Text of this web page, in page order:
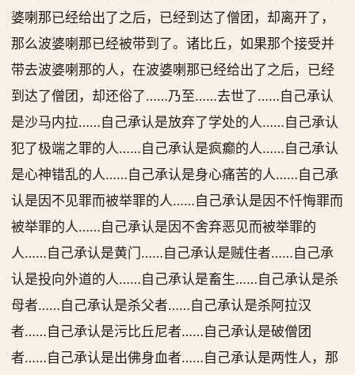
婆喇那已经给出了之后，已经到达了僧团，却离开了，
那么波婆喇那已经被带到了。诸比丘，如果那个接受并
带去波婆喇那的人，在波婆喇那已经给出了之后，已经
到达了僧团，却还俗了……乃至……去世了……自己承认
是沙马内拉……自己承认是放弃了学处的人……自己承认
犯了极端之罪的人……自己承认是疯癫的人……自己承认
是心神错乱的人……自己承认是身心痛苦的人……自己承
认是因不见罪而被举罪的人……自己承认是因不忏悔罪而
被举罪的人……自己承认是因不舍弃恶见而被举罪的
人……自己承认是黄门……自己承认是贼住者……自己承
认是投向外道的人……自己承认是畜生……自己承认是杀
母者……自己承认是杀父者……自己承认是杀阿拉汉
者……自己承认是污比丘尼者……自己承认是破僧团
者……自己承认是出佛身血者……自己承认是两性人，那